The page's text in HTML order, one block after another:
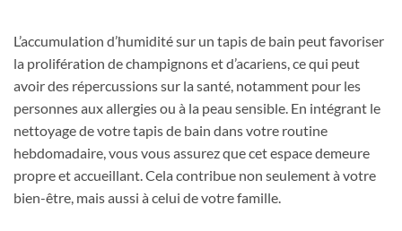
L’accumulation d’humidité sur un tapis de bain peut favoriser
la prolifération de champignons et d’acariens, ce qui peut
avoir des répercussions sur la santé, notamment pour les
personnes aux allergies ou à la peau sensible. En intégrant le
nettoyage de votre tapis de bain dans votre routine
hebdomadaire, vous vous assurez que cet espace demeure
propre et accueillant. Cela contribue non seulement à votre
bien-être, mais aussi à celui de votre famille.